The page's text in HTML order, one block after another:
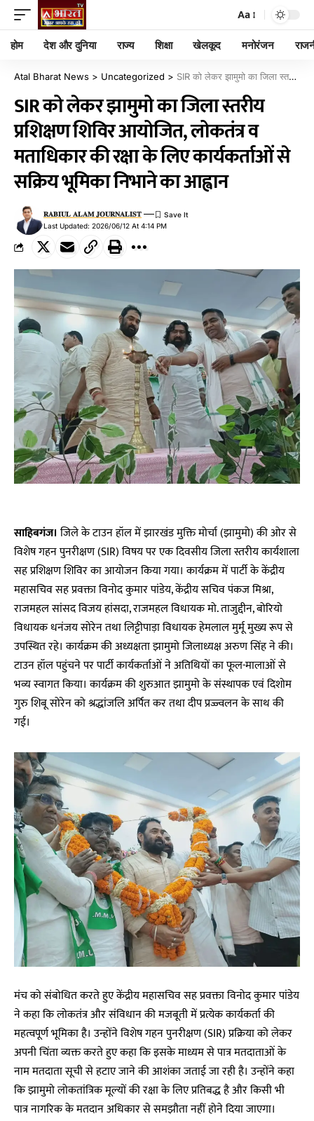
Aa
होम देश और दुनिया राज्य शिक्षा खेलकूद मनोरंजन
Atal Bharat News > Uncategorized > SIR को लेकर झामुमो का जिला स्तरीय प्रशिक्षण शिविर आयोजित, लोकतंत्र व मताधिकार की रक्षा के लिए कार्यकर्ताओं से सक्रिय भूमिका निभाने का आह्वान
SIR को लेकर झामुमो का जिला स्तरीय
प्रशिक्षण शिविर आयोजित, लोकतंत्र व
मताधिकार की रक्षा के लिए कार्यकर्ताओं से
सक्रिय भूमिका निभाने का आह्वान
Last Updated: 2026/06/12 At 4:14 PM
𝐑𝐀𝐁𝐈𝐔𝐋 𝐀𝐋𝐀𝐌 𝐉𝐎𝐔𝐑𝐍𝐀𝐋𝐈𝐒𝐓
साहिबगंज।जिले के टाउन हॉल में झारखंड मुक्ति मोर्चा (झामुमो) की ओर से
विशेष गहन पुनरीक्षण (SIR) विषय पर एक दिवसीय जिला स्तरीय कार्यशाला
सह प्रशिक्षण शिविर का आयोजन किया गया। कार्यक्रम में पार्टी के केंद्रीय
महासचिव सह प्रवक्ता विनोद कुमार पांडेय, केंद्रीय सचिव पंकज मिश्रा,
राजमहल सांसद विजय हांसदा, राजमहल विधायक मो. ताजुद्दीन, बोरियो
विधायक धनंजय सोरेन तथा लिट्टीपाड़ा विधायक हेमलाल मुर्मू मुख्य रूप से
उपस्थित रहे। कार्यक्रम की अध्यक्षता झामुमो जिलाध्यक्ष अरुण सिंह ने की।
टाउन हॉल पहुंचने पर पार्टी कार्यकर्ताओं ने अतिथियों का फूल-मालाओं से
भव्य स्वागत किया। कार्यक्रम की शुरुआत झामुमो के संस्थापक एवं दिशोम
गुरु शिबू सोरेन को श्रद्धांजलि अर्पित कर तथा दीप प्रज्ज्वलन के साथ की
गई।
मंच को संबोधित करते हुए केंद्रीय महासचिव सह प्रवक्ता विनोद कुमार पांडेय
ने कहा कि लोकतंत्र और संविधान की मजबूती में प्रत्येक कार्यकर्ता की
महत्वपूर्ण भूमिका है। उन्होंने विशेष गहन पुनरीक्षण (SIR) प्रक्रिया को लेकर
अपनी चिंता व्यक्त करते हुए कहा कि इसके माध्यम से पात्र मतदाताओं के
नाम मतदाता सूची से हटाए जाने की आशंका जताई जा रही है। उन्होंने कहा
कि झामुमो लोकतांत्रिक मूल्यों की रक्षा के लिए प्रतिबद्ध है और किसी भी
पात्र नागरिक के मतदान अधिकार से समझौता नहीं होने दिया जाएगा।